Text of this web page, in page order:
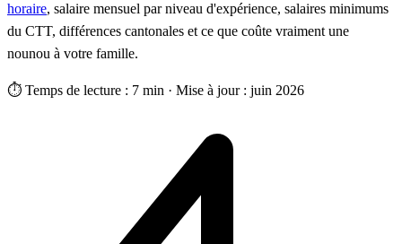
horaire, salaire mensuel par niveau d'expérience, salaires minimums
du CTT, différences cantonales et ce que coûte vraiment une
nounou à votre famille.
⏱ Temps de lecture : 7 min · Mise à jour : juin 2026